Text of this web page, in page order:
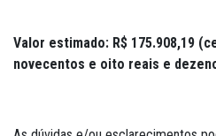
Valor estimado: R$ 175.908,19
novecentos e oito reais e